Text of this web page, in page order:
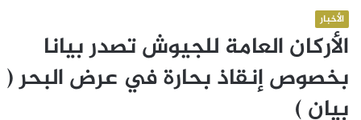
الأخبار
الأركان العامة للجيوش تصدر بيانا
بخصوص إنقاذ بحارة في عرض البحر (
بيان )